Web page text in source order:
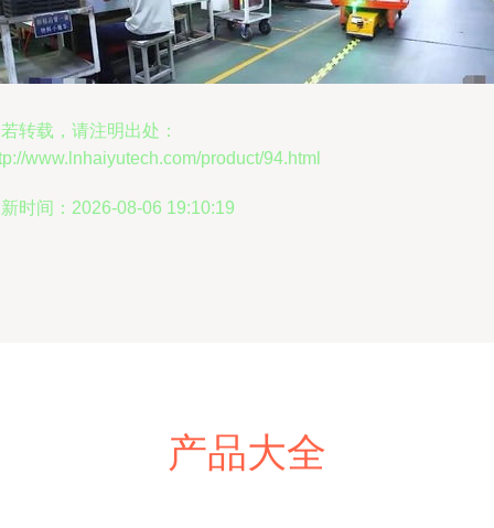
转载，请注明出处：
www.lnhaiyutech.com/product/94.html
时间：2026-08-06 19:10:19
产品大全